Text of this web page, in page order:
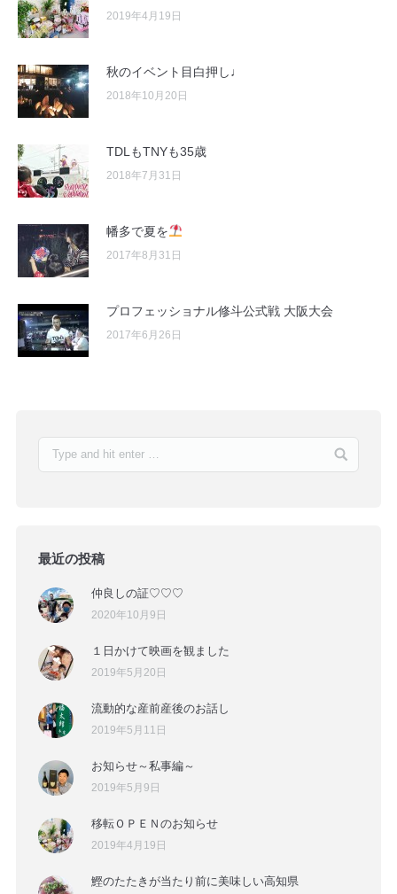
2019年4月19日
秋のイベント目白押し♩
2018年10月20日
TDLもTNYも35歳
2018年7月31日
幡多で夏を
2017年8月31日
プロフェッショナル修斗公式戦 大阪大会
2017年6月26日
最近の投稿
仲良しの証♡♡♡
2020年10月9日
１日かけて映画を観ました
2019年5月20日
流動的な産前産後のお話し
2019年5月11日
お知らせ～私事編～
2019年5月9日
移転ＯＰＥＮのお知らせ
2019年4月19日
鰹のたたきが当たり前に美味しい高知県